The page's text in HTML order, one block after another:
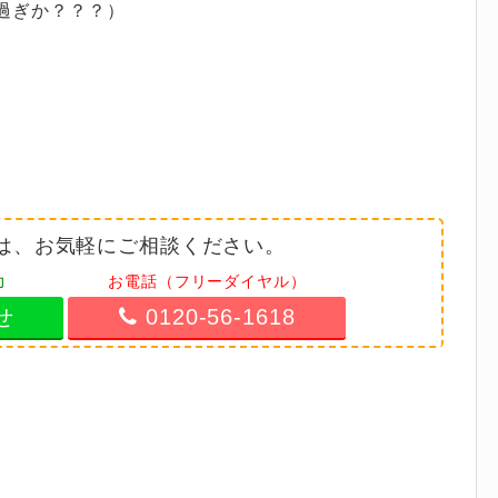
ぎか？？？）
、お気軽にご相談ください。
お電話（フリーダイヤル）
0120-56-1618